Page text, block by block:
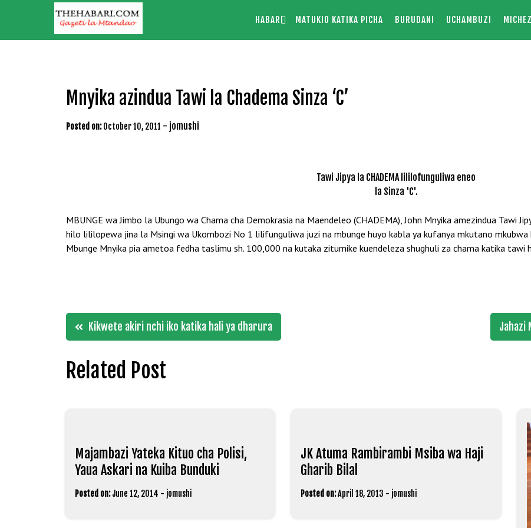
HABARI MATUKIO KATIKA PICHA BURUDANI UCHAMBUZI
Mnyika azindua Tawi la Chadema Sinza ‘C’
Posted on: October 10, 2011 - jomushi
Tawi Jipya la CHADEMA lililofunguliwa eneo
la Sinza 'C'.
MBUNGE wa Jimbo la Ubungo wa Chama cha Demokrasia na Maendeleo (CHADEMA), John Mnyika amezindua Tawi
hilo lililopewa jina la Msingi wa Ukombozi No 1 lilifunguliwa juzi na mbunge huyo kabla ya kufanya mkutano mkubwa
Mbunge Mnyika pia ametoa fedha taslimu sh. 100,000 na kutaka zitumike kuendeleza shughuli za chama katika tawi
Post
navigation
Kikwete akiri nchi iko katika hali ya dharura Jahazi
Related Post
Majambazi Yateka Kituo cha Polisi,
Yaua Askari na Kuiba Bunduki
Posted on: June 12, 2014 - jomushi
JK Atuma Rambirambi Msiba wa Haji
Gharib Bilal
Posted on:April 18, 2013 - jomushi